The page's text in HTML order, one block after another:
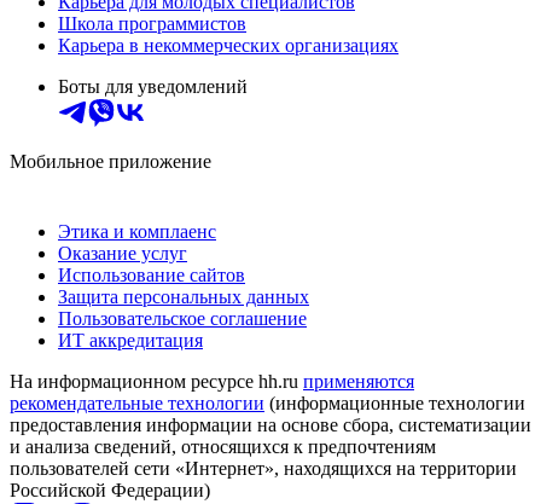
Школа программистов
Карьера в некоммерческих организациях
Боты для уведомлений
Мобильное приложение
Этика и комплаенс
Оказание услуг
Использование сайтов
Защита персональных данных
Пользовательское соглашение
ИТ аккредитация
На информационном ресурсе hh.ru применяются
рекомендательные технологии (информационные технологии
предоставления информации на основе сбора, систематизации
и анализа сведений, относящихся к предпочтениям
пользователей сети «Интернет», находящихся на территории
Российской Федерации)